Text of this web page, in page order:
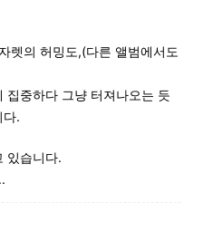
렛의 허밍도,(다른 앨범에서도
집중하다 그냥 터져나오는 듯
다.
있습니다.